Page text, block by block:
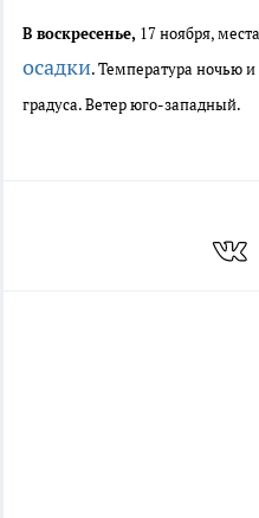
В воскресенье, 17 ноября,
осадки. Температура ночью и
градуса. Ветер юго-западный.